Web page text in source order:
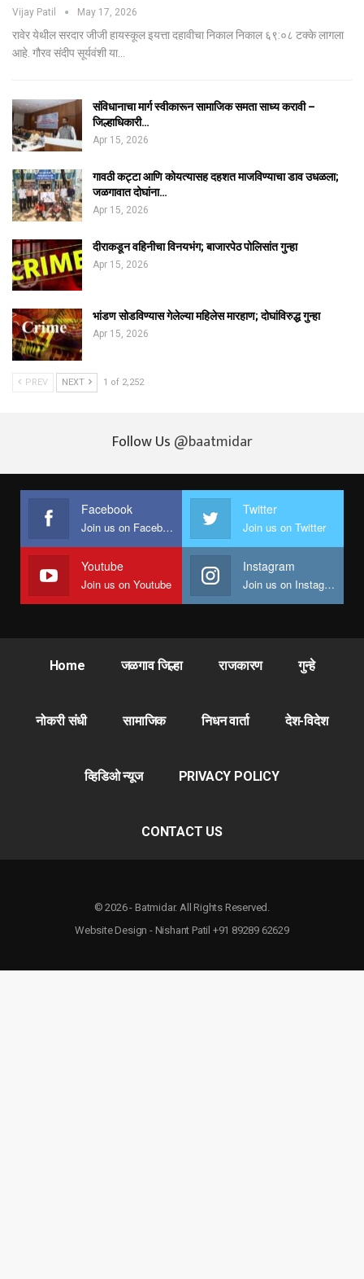
Vijay Patil May 17, 2026
रावेर येथील सरदार जीजी हायस्कूल इयत्ता दहावीचा निकाल निकाल ६९:०८ टक्के लागला
आहे. गौरव संदीप सूर्यवंशी या…
संविधानाचा मार्ग स्वीकारून सामाजिक समता साध्य करावी –
जिल्हाधिकारी…
Apr 15, 2026
गावठी कट्टा आणि कोयत्यासह दहशत माजविण्याचा डाव उधळला;
जळगावात दोघांना…
Apr 15, 2026
दीराकडून वहिनीचा विनयभंग; बाजारपेठ पोलिसांत गुन्हा
Apr 15, 2026
भांडण सोडविण्यास गेलेल्या महिलेस मारहाण; दोघांविरुद्ध गुन्हा
Apr 15, 2026
PREV NEXT 1 of 2,252
Follow Us @baatmidar
Facebook
Join us on Facebook
Twitter
Join us on Twitter
Youtube
Join us on Youtube
Instagram
Join us on Instagram
Home जळगाव जिल्हा राजकारण गुन्हे
नोकरी संधी सामाजिक निधन वार्ता देश-विदेश
व्हिडिओ न्यूज PRIVACY POLICY
CONTACT US
© 2026 - Batmidar. All Rights Reserved.
Website Design - Nishant Patil +91 89289 62629